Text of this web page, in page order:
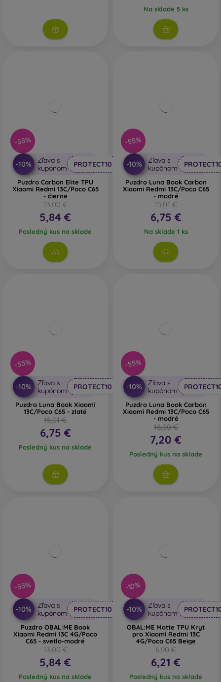
Na sklade 5 ks
-55%
-10%
Zľava s
kupónom
PROTECT10
Puzdro Carbon Elite TPU
Xiaomi Redmi 13C/Poco C65
- čierne
13,00 €
5,84 €
Posledný kus na sklade
-55%
-10%
Zľava s
kupónom
Puzdro Luna Book Carbon
Xiaomi Redmi 13C/Poco C65
- modré
15,01 €
6,75 €
Na sklade 1 ks
-55%
-10%
Zľava s
kupónom
PROTECT10
Puzdro Luna Book Xiaomi
13C/Poco C65 - zlaté
15,01 €
6,75 €
Posledný kus na sklade
-55%
-10%
Zľava s
kupónom
Puzdro Luna Book Carbon
Xiaomi Redmi 13C/Poco C65
- modré
16,00 €
7,20 €
Posledný kus na sklade
-55%
-10%
Zľava s
kupónom
PROTECT10
Puzdro OBAL:ME Book
Xiaomi Redmi 13C 4G/Poco
C65 - svetlo-modré
13,00 €
5,84 €
Posledný kus na sklade
-10%
-10%
Zľava s
kupónom
OBAL:ME Matte TPU Kryt
pro Xiaomi Redmi 13C
4G/Poco C65 Beige
6,90 €
6,21 €
Posledný kus na sklade